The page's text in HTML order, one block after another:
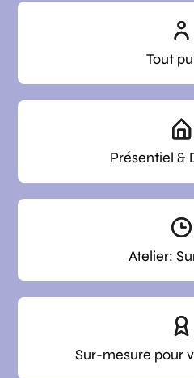
Tout
Présentiel &
Atelier:
Sur-mesure pour